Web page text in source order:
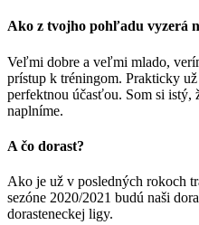
Ako z tvojho pohľadu vyzerá
Veľmi dobre a veľmi mlado,
prístup k tréningom. Prakticky
perfektnou účasťou. Som si istý,
naplníme.
A čo dorast?
Ako je už v posledných rokoch
sezóne 2020/2021 budú naši
dorasteneckej ligy.